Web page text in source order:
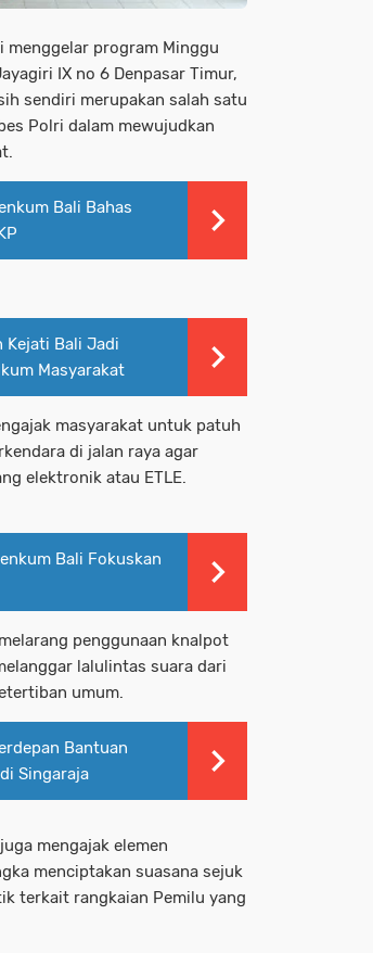
menggelar program Minggu
IX no 6 Denpasar Timur,
sendiri merupakan salah satu
Polri dalam mewujudkan
Bali Bahas
Kejati Bali Jadi
Masyarakat
masyarakat untuk patuh
di jalan raya agar
elektronik atau ETLE.
Bali Fokuskan
penggunaan knalpot
lalulintas suara dari
umum.
Bantuan
Singaraja
mengajak elemen
menciptakan suasana sejuk
terkait rangkaian Pemilu yang